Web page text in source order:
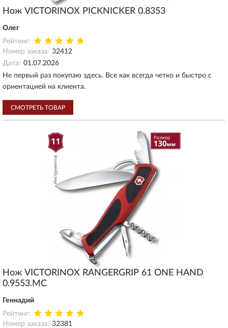
Нож VICTORINOX PICKNICKER 0.8353
Олег
Рейтинг:
Номер заказа: 32412
Дата: 01.07.2026
Не первый раз покупаю здесь. Все как всегда четко и быстро с
ориентацией на клиента.
СМОТРЕТЬ ТОВАР
Нож VICTORINOX RANGERGRIP 61 ONE HAND
0.9553.MC
Геннадий
Рейтинг:
Номер заказа: 32381